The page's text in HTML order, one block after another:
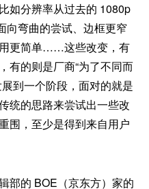
如分辨率从过去的 1080p
向弯曲的尝试、边框更窄
更简单……这些改变，有
有的则是厂商“为了不同而
到一个阶段，面对的就是
统的思路来尝试出一些改
围，至少是得到来自用户
部的 BOE（京东方）家的